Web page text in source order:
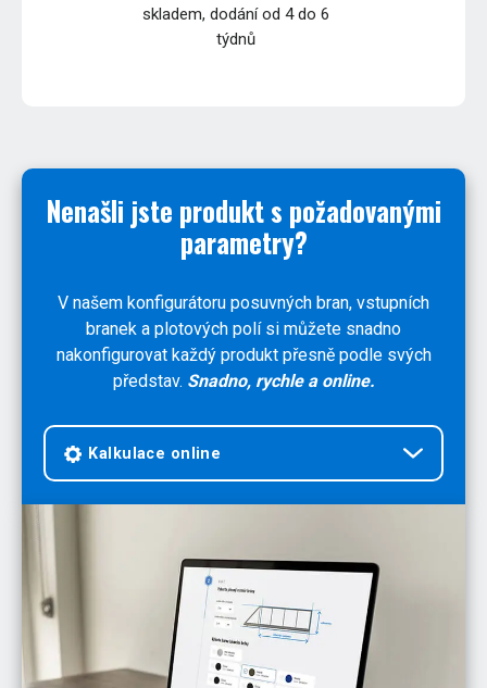
skladem, dodání od 4 do 6
týdnů
Nenašli jste produkt s požadovanými
parametry?
V našem konfigurátoru posuvných bran, vstupních
branek a plotových polí si můžete snadno
nakonfigurovat každý produkt přesně podle svých
představ. Snadno, rychle a online.
Kalkulace online